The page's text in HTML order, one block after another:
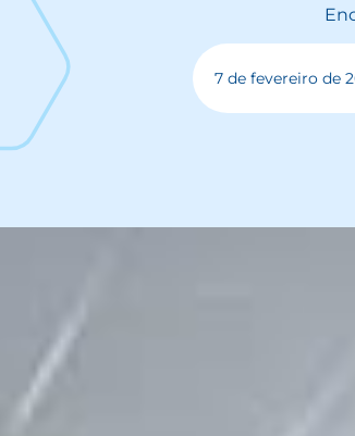
7 de fevereiro de